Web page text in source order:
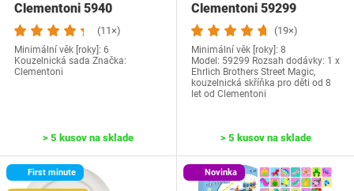
Clementoni 5940
(11×)
Minimální věk [roky]: 6
Kouzelnická sada Značka:
Clementoni
> 5 kusov na sklade
Clementoni 59299
(19×)
Minimální věk [roky]: 8
Model: 59299 Rozsah dodávky: 1 x
Ehrlich Brothers Street Magic,
kouzelnická skříňka pro děti od 8
let od Clementoni
> 5 kusov na sklade
First minute Novinka